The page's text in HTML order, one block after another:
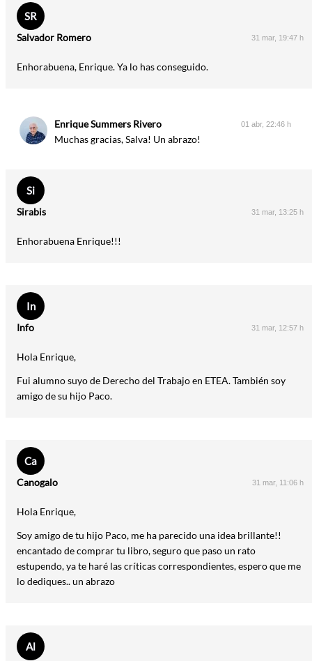
SR
Salvador Romero 31 mar, 19:47 h
Enhorabuena, Enrique. Ya lo has conseguido.
Enrique Summers Rivero 01 abr, 22:46 h
Muchas gracias, Salva! Un abrazo!
Si
Sirabis 31 mar, 13:25 h
Enhorabuena Enrique!!!
In
Info 31 mar, 12:57 h
Hola Enrique,
Fui alumno suyo de Derecho del Trabajo en ETEA. También soy
amigo de su hijo Paco.
Ca
Canogalo 31 mar, 11:06 h
Hola Enrique,
Soy amigo de tu hijo Paco, me ha parecido una idea brillante!!
encantado de comprar tu libro, seguro que paso un rato
estupendo, ya te haré las críticas correspondientes, espero que me
lo dediques.. un abrazo
Al